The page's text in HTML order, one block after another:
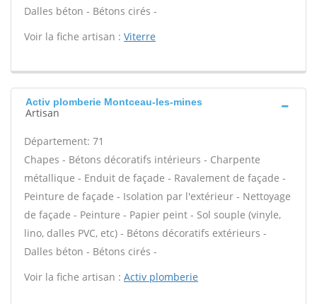
Dalles béton - Bétons cirés -
Voir la fiche artisan : Viterre
Activ plomberie Montceau-les-mines
Artisan
Département: 71
Chapes - Bétons décoratifs intérieurs - Charpente
métallique - Enduit de façade - Ravalement de façade -
Peinture de façade - Isolation par l'extérieur - Nettoyage
de façade - Peinture - Papier peint - Sol souple (vinyle,
lino, dalles PVC, etc) - Bétons décoratifs extérieurs -
Dalles béton - Bétons cirés -
Voir la fiche artisan : Activ plomberie